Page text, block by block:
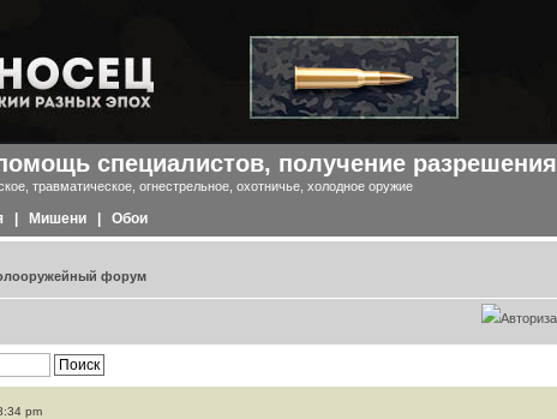
специалистов, получение разрешения
травматическое, огнестрельное, охотничье, холодное оружие
Мишени Обои
форум
pm